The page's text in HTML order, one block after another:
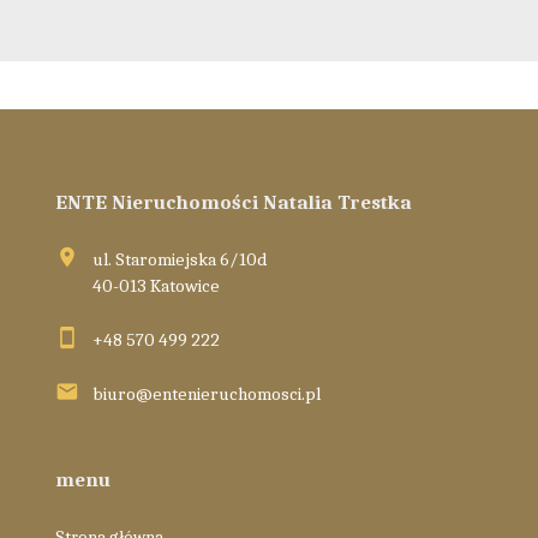
ENTE Nieruchomości Natalia Trestka
ul. Staromiejska 6/10d
40-013 Katowice
+48 570 499 222
biuro@entenieruchomosci.pl
menu